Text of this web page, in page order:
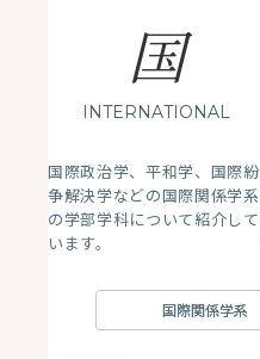
国
INTERNATIONAL
国際政治学、平和学、国際紛
争解決学などの国際関係学系
の学部学科について紹介して
います。
国際関係学系